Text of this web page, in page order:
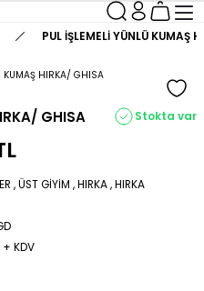
PUL İŞLEMELİ YÜNLÜ KUMAŞ
GHISA Stokta var
,ÜST GİYİM ,HIRKA ,HIRKA
KDV